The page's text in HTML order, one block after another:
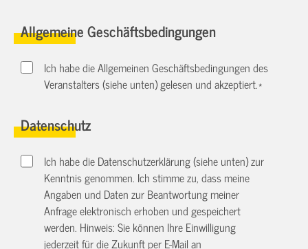
Allgemeine Geschäftsbedingungen
Ich habe die Allgemeinen Geschäftsbedingungen des
Veranstalters (siehe unten) gelesen und akzeptiert.*
Datenschutz
Ich habe die Datenschutzerklärung (siehe unten) zur
Kenntnis genommen. Ich stimme zu, dass meine
Angaben und Daten zur Beantwortung meiner
Anfrage elektronisch erhoben und gespeichert
werden. Hinweis: Sie können Ihre Einwilligung
jederzeit für die Zukunft per E-Mail an